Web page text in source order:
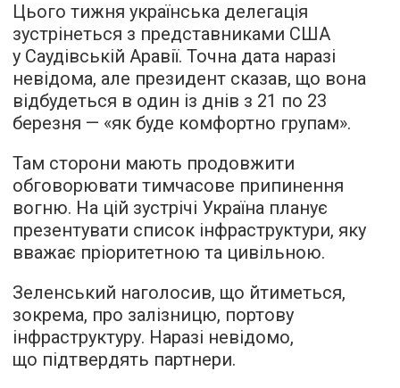
Цього тижня українська делегація
зустрінеться з представниками США
у Саудівській Аравії. Точна дата наразі
невідома, але президент сказав, що вона
відбудеться в один із днів з 21 по 23
березня — «як буде комфортно групам».
Там сторони мають продовжити
обговорювати тимчасове припинення
вогню. На цій зустрічі Україна планує
презентувати список інфраструктури, яку
вважає пріоритетною та цивільною.
Зеленський наголосив, що йтиметься,
зокрема, про залізницю, портову
інфраструктуру. Наразі невідомо,
що підтвердять партнери.